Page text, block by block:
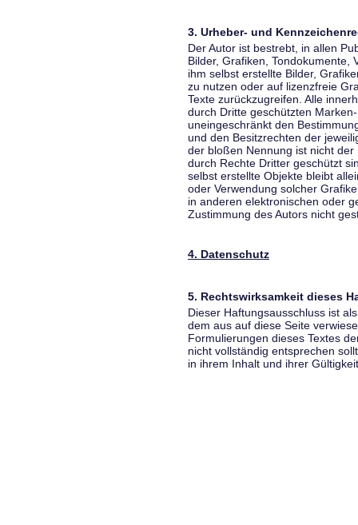
3. Urheber- und
Der Autor ist bestrebt, in allen
Bilder, Grafiken, Tondokumente,
ihm selbst erstellte Bilder,
zu nutzen oder auf lizenzfreie
Texte zurückzugreifen. Alle
durch Dritte geschützten
uneingeschränkt den
und den Besitzrechten der
der bloßen Nennung ist nicht
durch Rechte Dritter geschützt
selbst erstellte Objekte bleibt
oder Verwendung solcher
in anderen elektronischen oder
Zustimmung des Autors nicht
4. Datenschutz
5. Rechtswirksamkeit dieses
Dieser Haftungsausschluss ist
dem aus auf diese Seite
Formulierungen dieses Textes
nicht vollständig entsprechen
in ihrem Inhalt und ihrer